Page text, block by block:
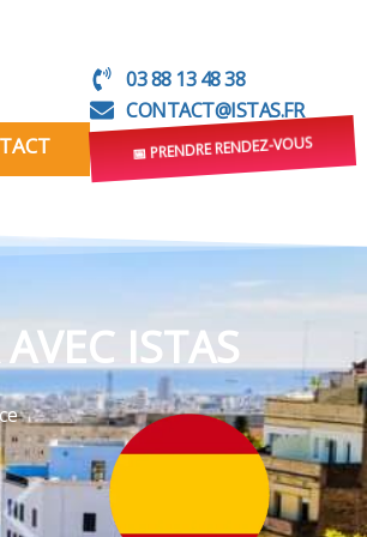
03 88 13 48 38
CONTACT@ISTAS.FR
📅 PRENDRE RENDEZ-VOUS
ISTAS